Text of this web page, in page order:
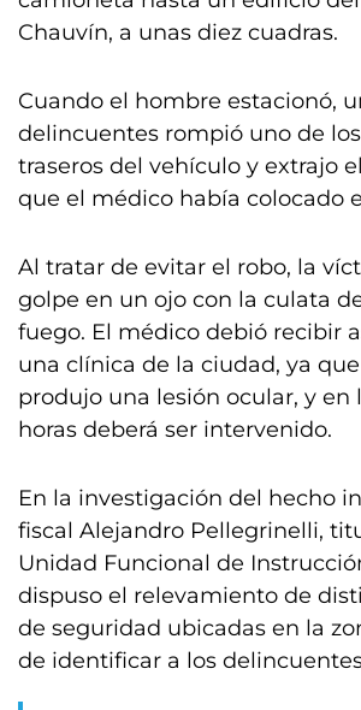
Chauvín, a unas diez cuadras.
Cuando el hombre estacionó,
delincuentes rompió uno de
traseros del vehículo y extrajo
que el médico había colocado
Al tratar de evitar el robo, la
golpe en un ojo con la culata
fuego. El médico debió recibir
una clínica de la ciudad, ya
produjo una lesión ocular, y en
horas deberá ser intervenido.
En la investigación del hecho
fiscal Alejandro Pellegrinelli,
Unidad Funcional de
dispuso el relevamiento de
de seguridad ubicadas en la
de identificar a los